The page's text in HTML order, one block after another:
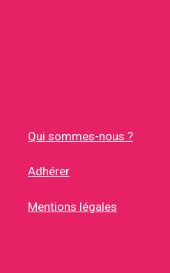
Qui sommes-nous ?
Adhérer
Mentions légales